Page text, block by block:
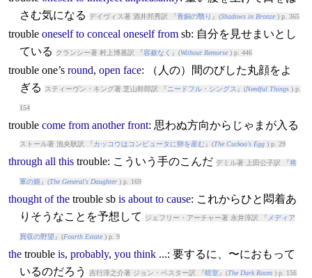
さむ気になる
デイヴィス著 酒井邦秀訳 『青銅の翳り 』(Shadows in Bronze) p. 365
trouble oneself to conceal oneself fromsb: 自分を見せまいとし
ている
クランシー著 村上博基訳 『容赦なく 』(Without Remorse) p. 446
troubleone’s round, open face: （人の）間のびした丸顔をよ
ぎる
スティーヴン・キング著 芝山幹郎訳 『 ニードフル・シングス 』(Needful Things) p.
154
trouble come from another front: 思わぬ方向からじゃまが入る
ストール著 池央耿訳 『カッコウはコンピュータに卵を産む』(The Cuckoo's Egg) p. 29
through all this trouble: こういう手のこんだ デミル著 上田公子訳 『将
軍の娘 』(The General's Daughter) p. 169
thought of the troublesb is about to cause: これからひと悶着あ
りそうなことを予想して
ジェフリー・アーチャー著 永井淳訳 『 メディア
買収の野望 』(Fourth Estate) p. 9
the trouble is, probably, you think...: 要するに、〜におもって
いるのだろう
吉行淳之介著 ジョン・ベスター訳 『暗室』(The Dark Room) p. 156